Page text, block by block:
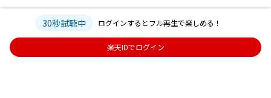
30秒試聴中 ログインするとフル再生で楽しめる！
楽天IDでログイン